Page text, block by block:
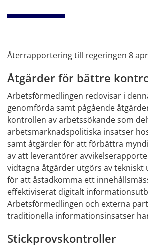
Återrapportering till regeringen 8
Åtgärder för bättre
Arbetsförmedlingen redovisar i
genomförda samt pågående
kontrollen av arbetssökande som
arbetsmarknadspolitiska insatser
samt åtgärder för att förbättra
av att leverantörer
vidtagna åtgärder utgörs av tekniskt
för att åstadkomma ett
effektiviserat digitalt
Arbetsförmedlingen och externa
traditionella informationsinsatser
Stickprovskontroller